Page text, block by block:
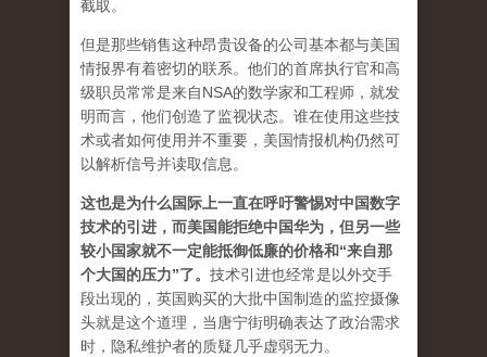
截取。
但是那些销售这种昂贵设备的公司基本都与美国
情报界有着密切的联系。他们的首席执行官和高
级职员常常是来自NSA的数学家和工程师，就发
明而言，他们创造了监视状态。谁在使用这些技
术或者如何使用并不重要，美国情报机构仍然可
以解析信号并读取信息。
这也是为什么国际上一直在呼吁警惕对中国数字
技术的引进，而美国能拒绝中国华为，但另一些
较小国家就不一定能抵御低廉的价格和“来自那
个大国的压力”了。 技术引进也经常是以外交手
段出现的，英国购买的大批中国制造的监控摄像
头就是这个道理，当唐宁街明确表达了政治需求
时，隐私维护者的质疑几乎虚弱无力。